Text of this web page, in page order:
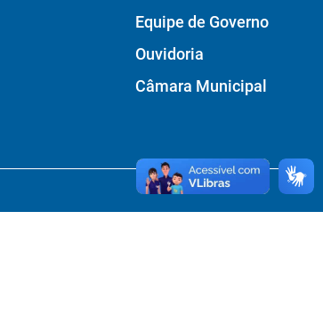
Equipe de Governo
Ouvidoria
Câmara Municipal